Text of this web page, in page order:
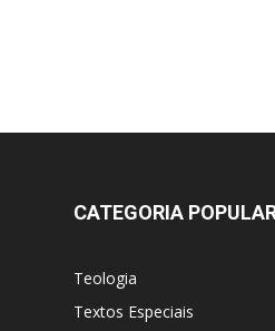
CATEGORIA
Teologia
Textos Especiais